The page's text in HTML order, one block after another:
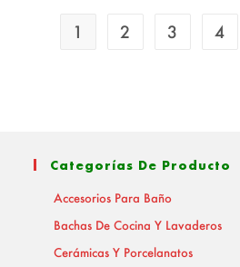
1 2 3 4
Categorías De Producto
Accesorios Para Baño
Bachas De Cocina Y Lavaderos
Cerámicas Y Porcelanatos